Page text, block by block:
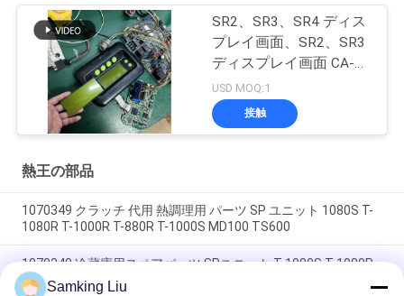
SR2、SR3、SR4 ディス
プレイ画面、SR2、SR3
ディスプレイ画面 CA-
8452372 グリーン ディ
スプレイタイプ LCD画
面 THERMO KING SB210
USD MOQ:1
接触
熱王の部品
1070349 クラッチ 代用 熱調理用 パーツ SP ユニット 1080S T-
1080R T-1000R T-880R T-1000S MD100 TS600
1070349 冷蔵庫用スペアパーツ SPユニット T-1080S T-1080R
T-1000R T-880R T-1000S MD100 TS600
Samking Liu